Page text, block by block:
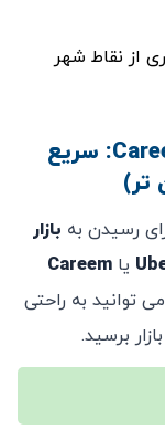
از نقاط شهر
3.استفاده از تاکسی، Uber یا Careem: سریع
‌تر)
رسیدن به بازار
یا Careem
‌توانید به راحتی
برسید.